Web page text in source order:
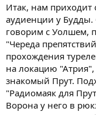
а
Итак, нам
аудиенции у
говорим с Уолшем,
"Череда
прохождения
на локацию "Атрия",
знакомый Прут.
"Радиомаяк для
Ворона у него в